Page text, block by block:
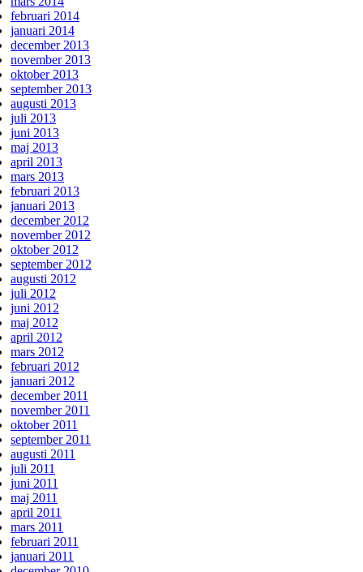
februari 2014
januari 2014
december 2013
november 2013
oktober 2013
september 2013
augusti 2013
juli 2013
juni 2013
maj 2013
april 2013
mars 2013
februari 2013
januari 2013
december 2012
november 2012
oktober 2012
september 2012
augusti 2012
juli 2012
juni 2012
maj 2012
april 2012
mars 2012
februari 2012
januari 2012
december 2011
november 2011
oktober 2011
september 2011
augusti 2011
juli 2011
juni 2011
maj 2011
april 2011
mars 2011
februari 2011
januari 2011